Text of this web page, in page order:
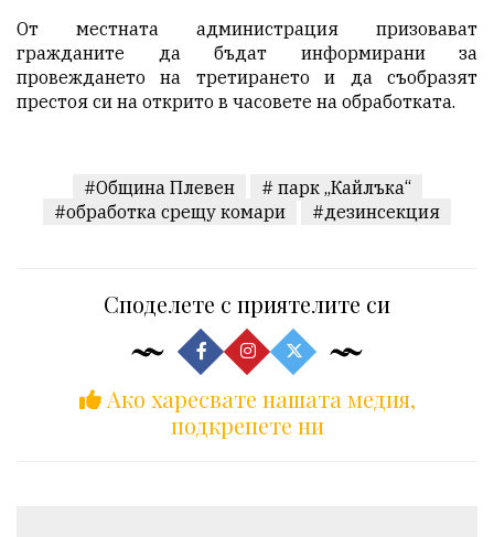
От местната администрация призовават
гражданите да бъдат информирани за
провеждането на третирането и да съобразят
престоя си на открито в часовете на обработката.
#Община Плевен
# парк „Кайлъка“
#обработка срещу комари
#дезинсекция
Споделете с приятелите си
Ако харесвате нашата медия,
подкрепете ни